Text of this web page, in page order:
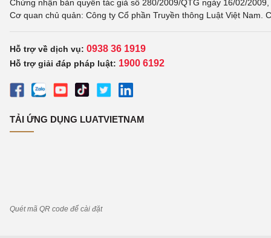
Chứng nhận bản quyền tác giả số 280/2009/QTG ngày 16/02/
Cơ quan chủ quản: Công ty Cổ phần Truyền thông Luật Việt Nam.
Hỗ trợ về dịch vụ: 0938 36 1919
Hỗ trợ giải đáp pháp luật: 1900 6192
TẢI ỨNG DỤNG LUATVIETNAM
Quét mã QR code để cài đặt